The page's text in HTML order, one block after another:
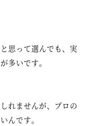
思って選んでも、実
多いです。
れませんが、プロの
んです。